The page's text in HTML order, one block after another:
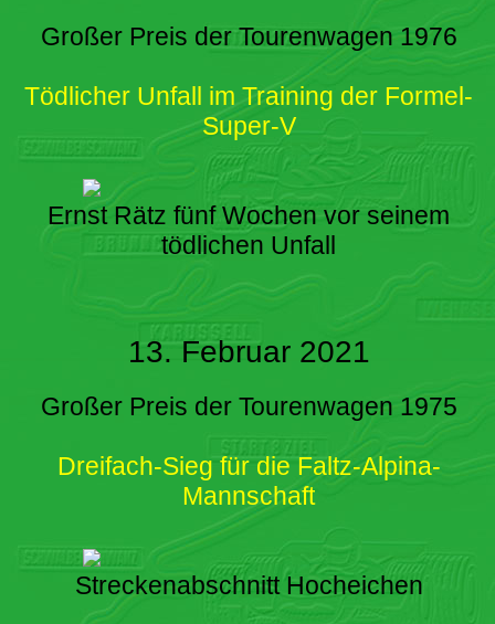
Großer Preis der Tourenwagen 1976
Tödlicher Unfall im Training der Formel-
Super-V
Ernst Rätz fünf Wochen vor seinem
tödlichen Unfall
13. Februar 2021
Großer Preis der Tourenwagen 1975
Dreifach-Sieg für die Faltz-Alpina-
Mannschaft
Streckenabschnitt Hocheichen